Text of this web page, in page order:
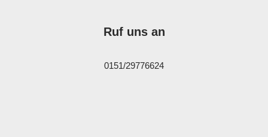
Ruf uns an
0151/29776624